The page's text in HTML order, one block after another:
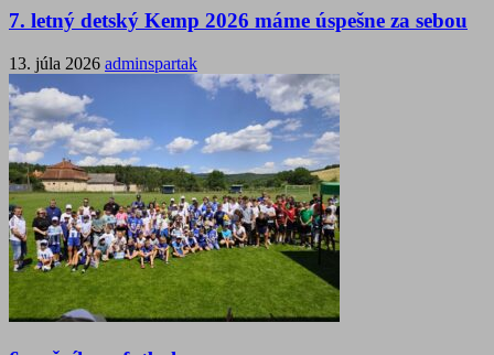
7. letný detský Kemp 2026 máme úspešne za sebou
13. júla 2026 adminspartak